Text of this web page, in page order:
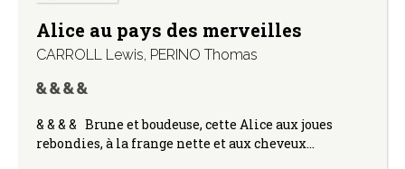
Alice au pays des merveilles
CARROLL Lewis, PERINO Thomas
& & & & Brune et boudeuse, cette Alice aux joues
rebondies, à la frange nette et aux cheveux…